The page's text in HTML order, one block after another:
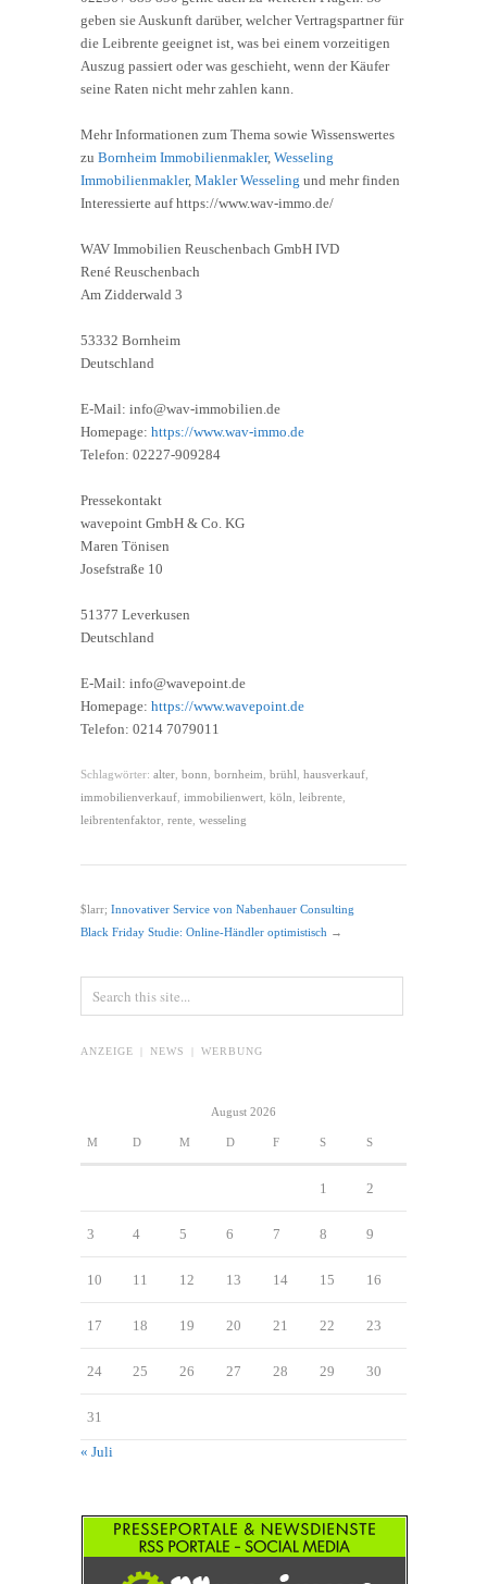
geben sie Auskunft darüber, welcher Vertragspartner für
die Leibrente geeignet ist, was bei einem vorzeitigen
Auszug passiert oder was geschieht, wenn der Käufer
seine Raten nicht mehr zahlen kann.
Mehr Informationen zum Thema sowie Wissenswertes
zu Bornheim Immobilienmakler, Wesseling
Immobilienmakler, Makler Wesseling und mehr finden
Interessierte auf https://www.wav-immo.de/
WAV Immobilien Reuschenbach GmbH IVD
René Reuschenbach
Am Zidderwald 3
53332 Bornheim
Deutschland
E-Mail: info@wav-immobilien.de
Homepage: https://www.wav-immo.de
Telefon: 02227-909284
Pressekontakt
wavepoint GmbH & Co. KG
Maren Tönisen
Josefstraße 10
51377 Leverkusen
Deutschland
E-Mail: info@wavepoint.de
Homepage: https://www.wavepoint.de
Telefon: 0214 7079011
Schlagwörter: alter bonn bornheim brühl hausverkauf
immobilienverkauf immobilienwert köln leibrente
leibrentenfaktor rente wesseling
$larr; Innovativer Service von Nabenhauer Consulting
Black Friday Studie: Online-Händler optimistisch →
ANZEIGE | NEWS | WERBUNG
August 2026
M D M D F S S
1 2
3 4 5 6 7 8 9
10 11 12 13 14 15 16
17 18 19 20 21 22 23
24 25 26 27 28 29 30
31
« Juli